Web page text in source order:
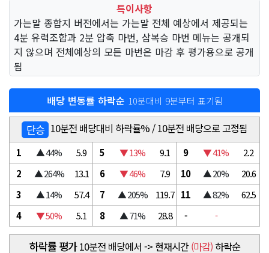
특이사항
가는말 종합지 버전에서는 가는말 전체 예상에서 제공되는
4분 유력조합과 2분 압축 마번, 삼복승 마번 메뉴는 공개되
지 않으며 전체예상의 모든 마번은 마감 후 평가용으로 공개
됨
배당 변동률 하락순 10분대비 9분부터 표기됨
단승 10분전 배당대비 하락률% / 10분전 배당으로 고정됨
1 ▲ 44% 5.9 5 ▼ 13% 9.1 9 ▼ 41%
2.2
2
▲ 264% 13.1 6 ▼ 46% 7.9 10 ▲ 20%
20.6
3
▲ 14% 57.4 7 ▲ 205% 119.7 11 ▲ 82%
62.5
4
▼ 50% 5.1 8 ▲ 71% 28.8 - -
하락률 평가 10분전 배당에서 -> 현재시간(마감)하락순